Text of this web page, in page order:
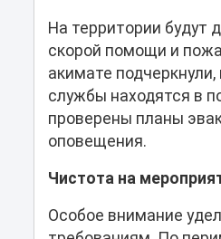
На территории будут
скорой помощи и
акимате
службы находятся в
проверены планы
оповещения.
Чистота на
Особое внимание